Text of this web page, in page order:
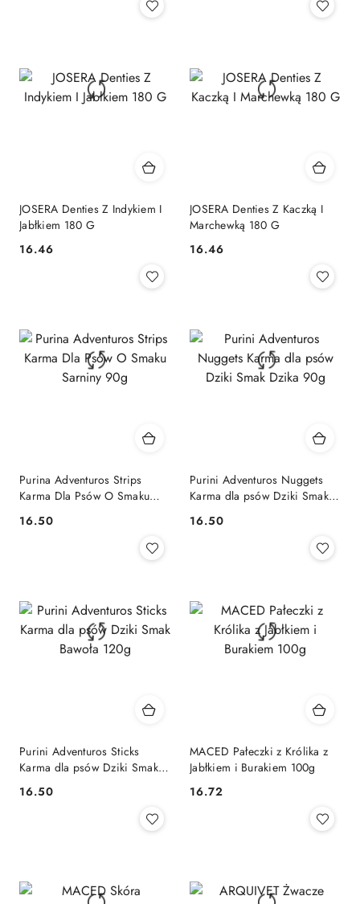
JOSERA Denties Z Indykiem I
Jabłkiem 180 G
Cena:
16.46
JOSERA Denties Z Kaczką I
Marchewką 180 G
Cena:
16.46
Purina Adventuros Strips
Karma Dla Psów O Smaku
Cena:
16.50
Purini Adventuros Nuggets
Karma dla psów Dziki Smak
Cena:
16.50
Purini Adventuros Sticks
Karma dla psów Dziki Smak
Cena:
16.50
MACED Pałeczki z Królika z
Jabłkiem i Burakiem 100g
Cena:
16.72